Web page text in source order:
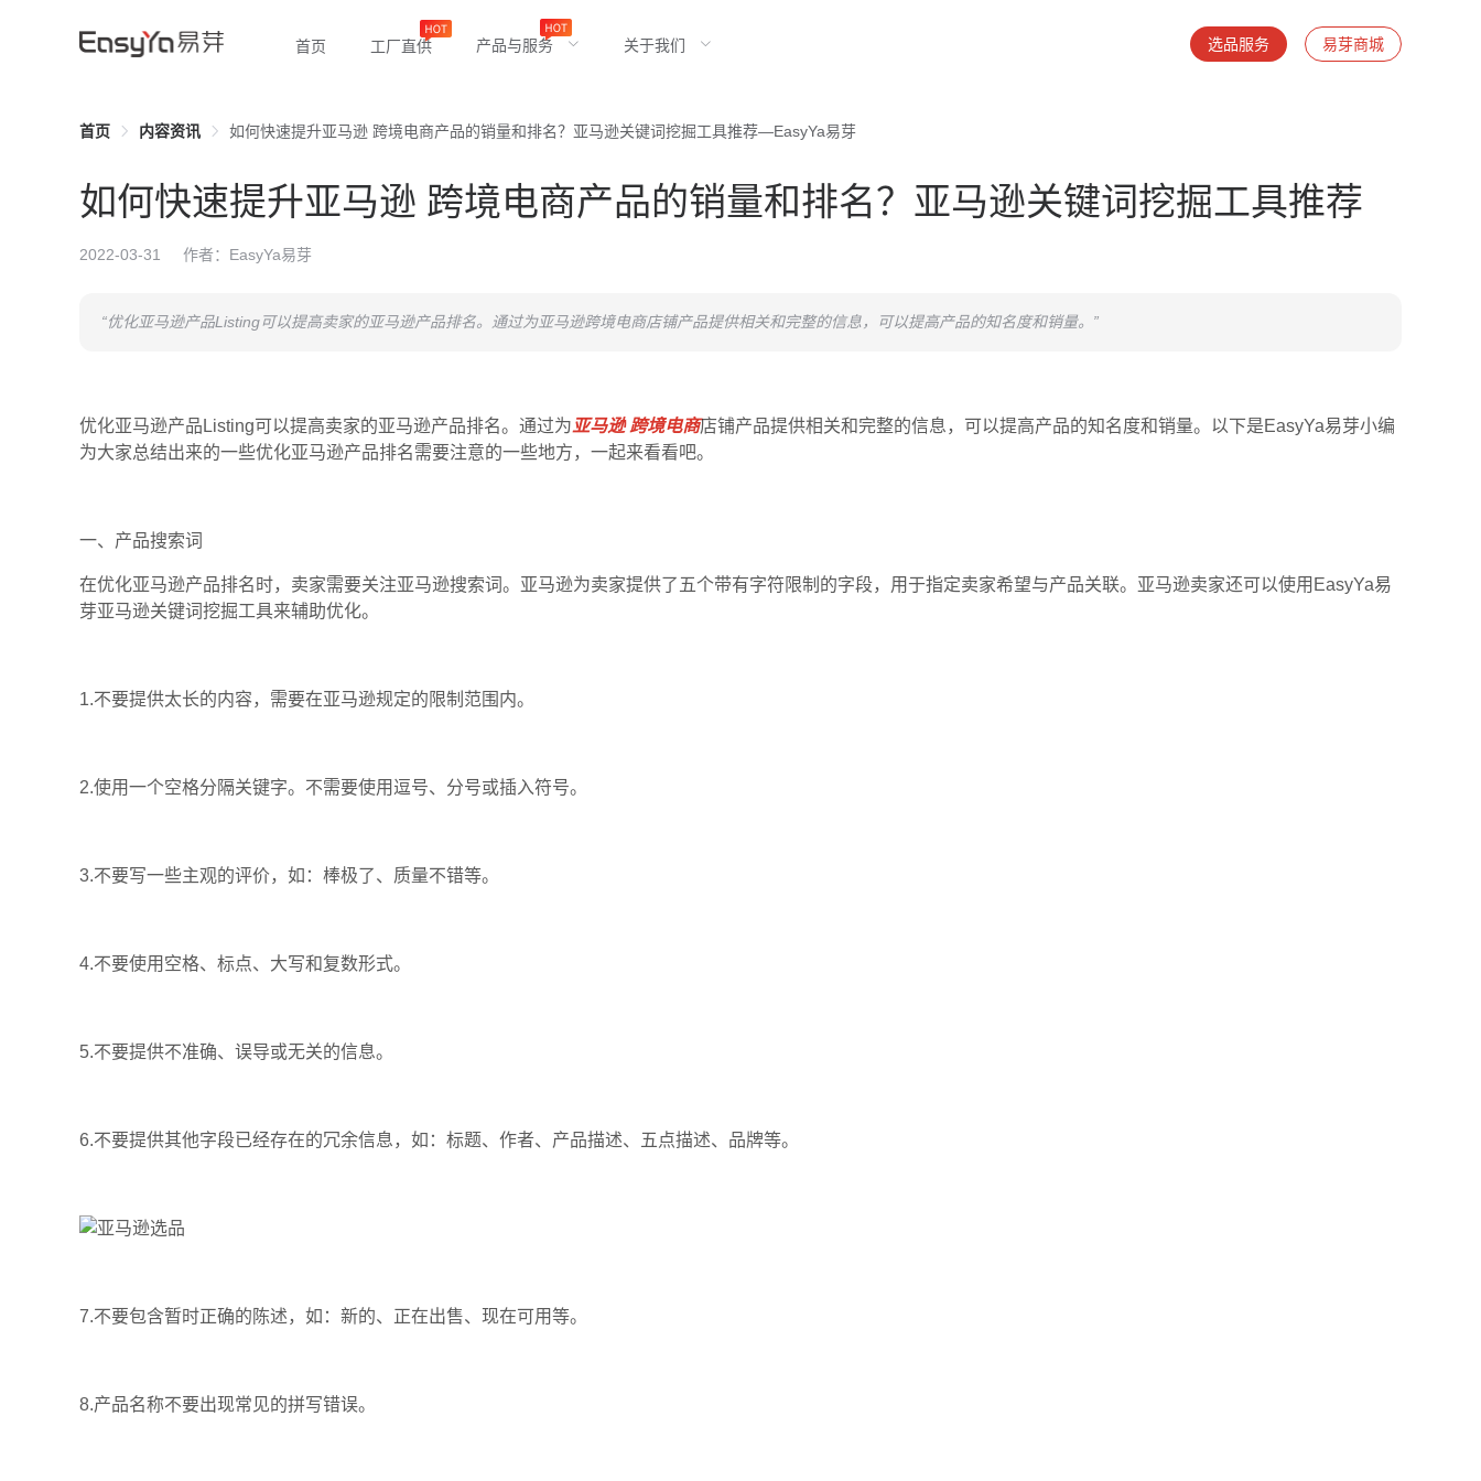
首页 工厂直供 产品与服务 关于我们 选品服务 易芽商城
首页 内容资讯 如何快速提升亚马逊 跨境电商产品的销量和排名？亚马逊关键词挖掘工具推荐—EasyYa易芽
如何快速提升亚马逊 跨境电商产品的销量和排名？亚马逊关键词挖掘工具推荐
2022-03-31 作者：EasyYa易芽
“优化亚马逊产品Listing可以提高卖家的亚马逊产品排名。通过为亚马逊跨境电商店铺产品提供相关和完整的信息，可以提高产品的知名度和销量。”
优化亚马逊产品Listing可以提高卖家的亚马逊产品排名。通过为亚马逊 跨境电商店铺产品提供相关和完整的信息，可以提高产品的知名度和销量。以下是EasyYa易芽小编
为大家总结出来的一些优化亚马逊产品排名需要注意的一些地方，一起来看看吧。
一、产品搜索词
在优化亚马逊产品排名时，卖家需要关注亚马逊搜索词。亚马逊为卖家提供了五个带有字符限制的字段，用于指定卖家希望与产品关联。亚马逊卖家还可以使用EasyYa易
芽亚马逊关键词挖掘工具来辅助优化。
1.不要提供太长的内容，需要在亚马逊规定的限制范围内。
2.使用一个空格分隔关键字。不需要使用逗号、分号或插入符号。
3.不要写一些主观的评价，如：棒极了、质量不错等。
4.不要使用空格、标点、大写和复数形式。
5.不要提供不准确、误导或无关的信息。
6.不要提供其他字段已经存在的冗余信息，如：标题、作者、产品描述、五点描述、品牌等。
7.不要包含暂时正确的陈述，如：新的、正在出售、现在可用等。
8.产品名称不要出现常见的拼写错误。